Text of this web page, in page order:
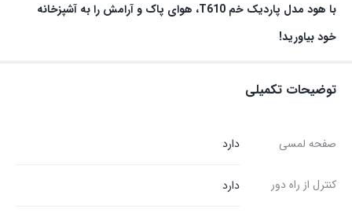
با هود مدل پاردیک خم T610، هوای پاک و آرامش را به آشپزخانه
خود بیاورید!
توضیحات تکمیلی
صفحه لمسی دارد
کنترل از راه دور دارد